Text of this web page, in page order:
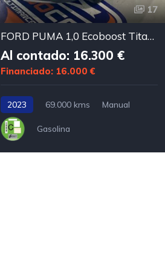
17
FORD PUMA 1,0 Ecoboost Titanium 125pk
Al contado: 16.300 €
Financiado: 16.000 €
2023 69.000 kms Manual
Gasolina